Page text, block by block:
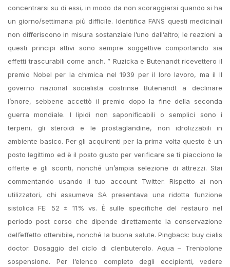
concentrarsi su di essi, in modo da non scoraggiarsi quando si ha
un giorno/settimana più difficile. Identifica FANS questi medicinali
non differiscono in misura sostanziale l’uno dall’altro; le reazioni a
questi principi attivi sono sempre soggettive comportando sia
effetti trascurabili come anch. ” Ruzicka e Butenandt ricevettero il
premio Nobel per la chimica nel 1939 per il loro lavoro, ma il Il
governo nazional socialista costrinse Butenandt a declinare
l’onore, sebbene accettò il premio dopo la fine della seconda
guerra mondiale. I lipidi non saponificabili o semplici sono i
terpeni, gli steroidi e le prostaglandine, non idrolizzabili in
ambiente basico. Per gli acquirenti per la prima volta questo è un
posto legittimo ed è il posto giusto per verificare se ti piacciono le
offerte e gli sconti, nonché un’ampia selezione di attrezzi. Stai
commentando usando il tuo account Twitter. Rispetto ai non
utilizzatori, chi assumeva SA presentava una ridotta funzione
sistolica FE: 52 ± 11% vs. È sulle specifiche del restauro nel
periodo post corso che dipende direttamente la conservazione
dell’effetto ottenibile, nonché la buona salute. Pingback: buy cialis
doctor. Dosaggio del ciclo di clenbuterolo. Aqua – Trenbolone
sospensione. Per l’elenco completo degli eccipienti, vedere